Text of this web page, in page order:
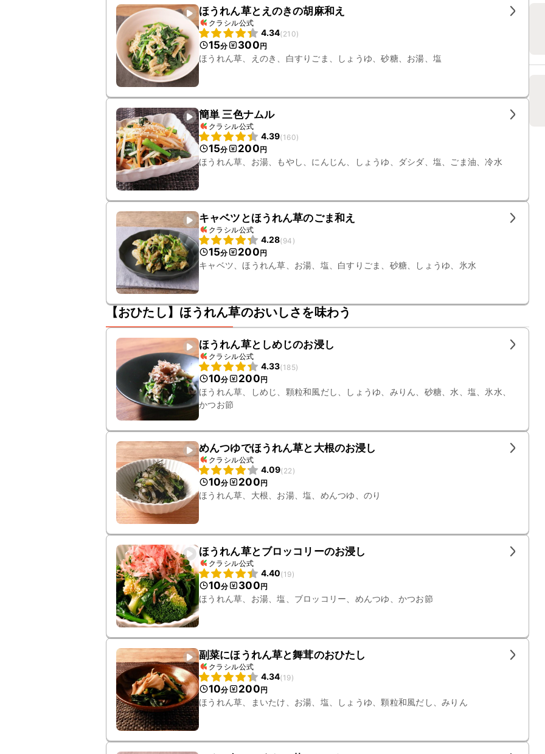
ほうれん草とえのきの胡麻和え
クラシル公式
4.34(210)
15分 300円
ほうれん草、えのき、白すりごま、しょうゆ、砂糖、お湯、塩
簡単 三色ナムル
クラシル公式
4.39(160)
15分 200円
ほうれん草、お湯、もやし、にんじん、しょうゆ、ダシダ、塩、ごま油、冷水
キャベツとほうれん草のごま和え
クラシル公式
4.28(94 )
15分 200円
キャベツ、ほうれん草、お湯、塩、白すりごま、砂糖、しょうゆ、氷水
【おひたし】ほうれん草のおいしさを味わう
ほうれん草としめじのお浸し
クラシル公式
4.33(185)
10分 200円
ほうれん草、しめじ、顆粒和風だし、しょうゆ、みりん、砂糖、水、塩、氷水、
かつお節
めんつゆでほうれん草と大根のお浸し
クラシル公式
4.09(22 )
10分 200円
ほうれん草、大根、お湯、塩、めんつゆ、のり
ほうれん草とブロッコリーのお浸し
クラシル公式
4.40(19)
10分 300円
ほうれん草、お湯、塩、ブロッコリー、めんつゆ、かつお節
副菜にほうれん草と舞茸のおひたし
クラシル公式
4.34(19)
10分 200円
ほうれん草、まいたけ、お湯、塩、しょうゆ、顆粒和風だし、みりん